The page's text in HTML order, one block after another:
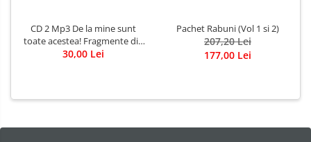
CD 2 Mp3 De la mine sunt
toate acestea! Fragmente din
cărțile lui Marius Ghidel
30,00 Lei
Pachet Rabuni (Vol 1 si 2)
207,20 Lei
177,00 Lei